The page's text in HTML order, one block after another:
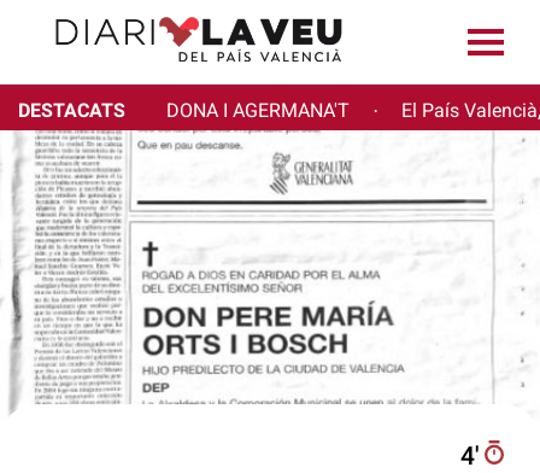
DESTACATS DONA I AGERMANA'T · El País
4′